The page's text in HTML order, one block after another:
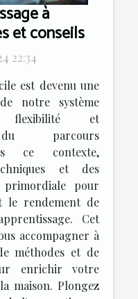
à
et conseils
22:34
est devenu une
notre système
flexibilité et
du parcours
ce contexte,
et des
primordiale pour
le rendement de
Cet
accompagner à
méthodes et de
enrichir votre
maison. Plongez